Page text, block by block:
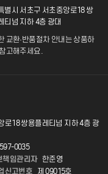
별시 서초구 서초중앙로18 쌍
티넘 지하 4층 광대
교환·반품절차 안내는상품하
고해주세요.
로18 쌍용플레티넘 지하 4층 광
0035
책임관리자 한준영
신고번호 제 09015호